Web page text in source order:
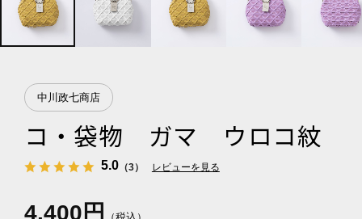
中川政七商店
コ・袋物 ガマ ウロコ紋
5.0（3） レビューを見る
4,400円